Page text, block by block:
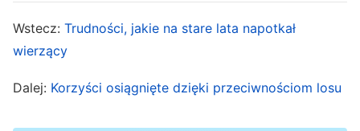
dawna są zatruci przez złego? Czy
zapomniałeś, że jesteś jedną z ofiar? Czy, z
uratowania wszystkich tych, którzy przeżyli?
Wstecz: Trudności, jakie na stare lata napotkał
wierzący
Dalej: Korzyści osiągnięte dzięki przeciwnościom losu